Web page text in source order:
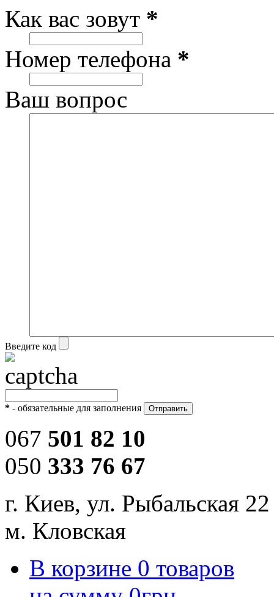
Как вас зовут *
Номер телефона *
Ваш вопрос
Введите код
* - обязательные для заполнения
067 501 82 10
050 333 76 67
г. Киев, ул. Рыбальская 22
м. Кловская
В корзине 0 товаров